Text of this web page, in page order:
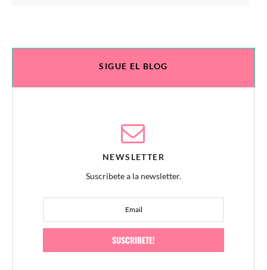
SIGUE EL BLOG
NEWSLETTER
Suscribete a la newsletter.
SUSCRIBETE!